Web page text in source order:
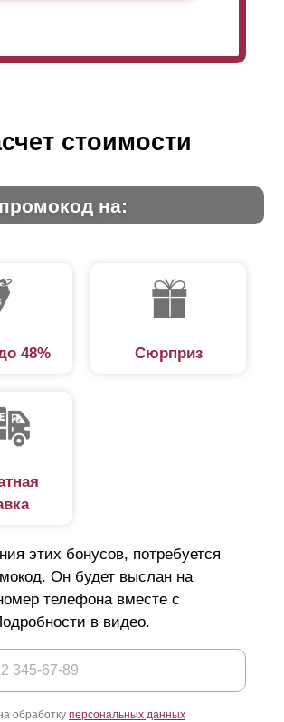
стоимости
на:
48% Сюрприз
этих бонусов, потребуется
Он будет выслан на
телефона вместе с
в видео.
обработку персональных данных